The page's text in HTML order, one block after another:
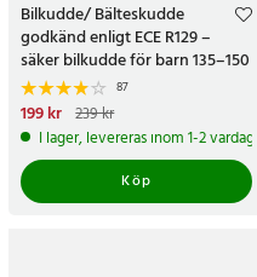
Bilkudde/ Bälteskudde
godkänd enligt ECE R129 –
säker bilkudde för barn 135–150
cm
87
Nuvarande pris
pris:239 kr
199 kr 239 kr
I lager, levereras inom 1-2 vardagar
Köp